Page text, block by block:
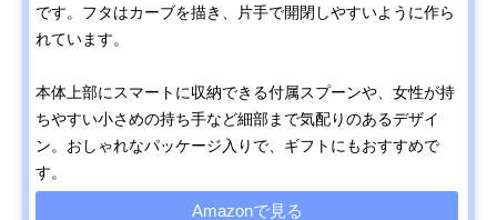
です。フタはカーブを描き、片手で開閉しやすいように作ら
れています。
本体上部にスマートに収納できる付属スプーンや、女性が持
ちやすい小さめの持ち手など細部まで気配りのあるデザイ
ン。おしゃれなパッケージ入りで、ギフトにもおすすめで
す。
Amazonで見る